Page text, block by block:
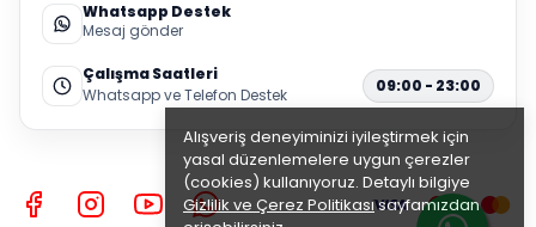
Alışveriş deneyiminizi iyileştirmek için
yasal düzenlemelere uygun çerezler
(cookies) kullanıyoruz. Detaylı bilgiye
Gizlilik ve Çerez Politikasısayfamızdan
Whatsapp Destek
Mesaj gönder
Çalışma Saatleri
Whatsapp ve Telefon Destek
09:00 - 23:00